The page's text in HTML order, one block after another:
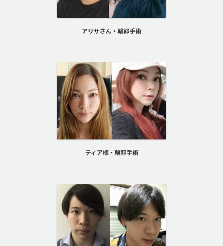
アリサさん・輪郭手術
ティア様・輪郭手術